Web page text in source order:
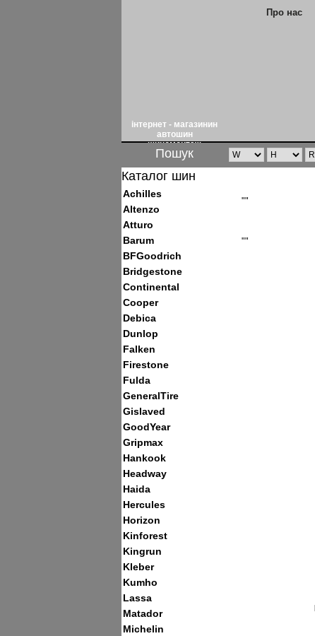
Про нас
інтернет - магазинин
автошин
шиномонтаж
Пошук
Каталог шин
Achilles
Altenzo
Atturo
Barum
BFGoodrich
Bridgestone
Continental
Cooper
Debica
Dunlop
Falken
Firestone
Fulda
GeneralTire
Gislaved
GoodYear
Gripmax
Hankook
Headway
Haida
Hercules
Horizon
Kinforest
Kingrun
Kleber
Kumho
Lassa
Matador
Michelin
""
""